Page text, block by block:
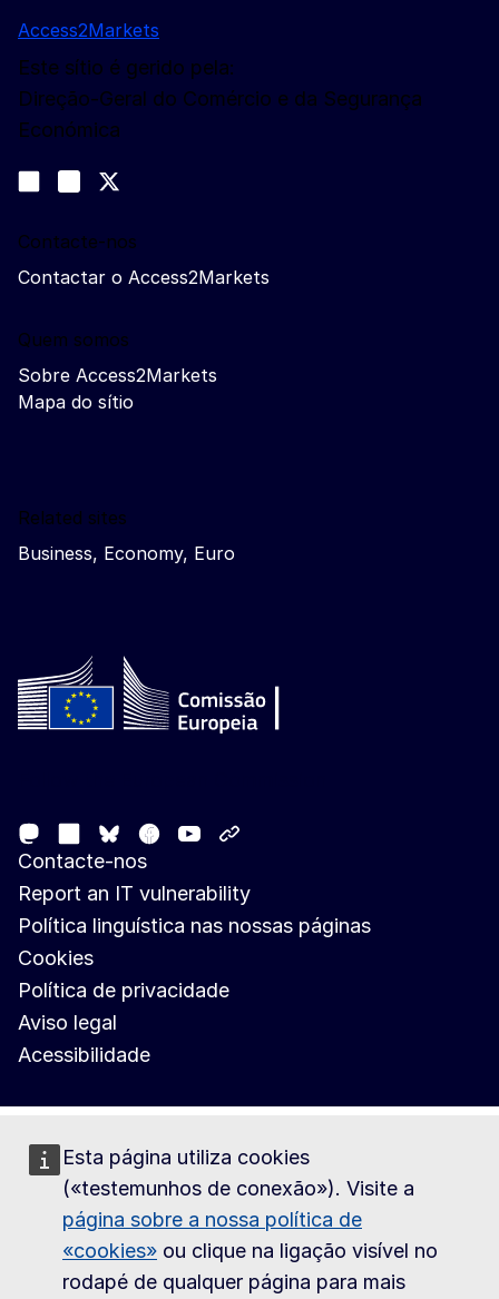
Esta página utiliza cookies
(«testemunhos de conexão»). Visite a
página sobre a nossa política de
«cookies» ou clique na ligação visível no
rodapé de qualquer página para mais
Access2Markets
Este sítio é gerido pela:
Direção-Geral do Comércio e da Segurança
Económica
Join us on LinkedIn
Trade-Off podcast
Contacte-nos
Contactar o Access2Markets
Quem somos
Sobre Access2Markets
Mapa do sítio
Related sites
Business, Economy, Euro
MastodonLinkedIn
Bluesky
Facebook
Youtube
Contacte-nos
Report an IT vulnerability
Política linguística nas nossas páginas
Cookies
Política de privacidade
Aviso legal
Acessibilidade